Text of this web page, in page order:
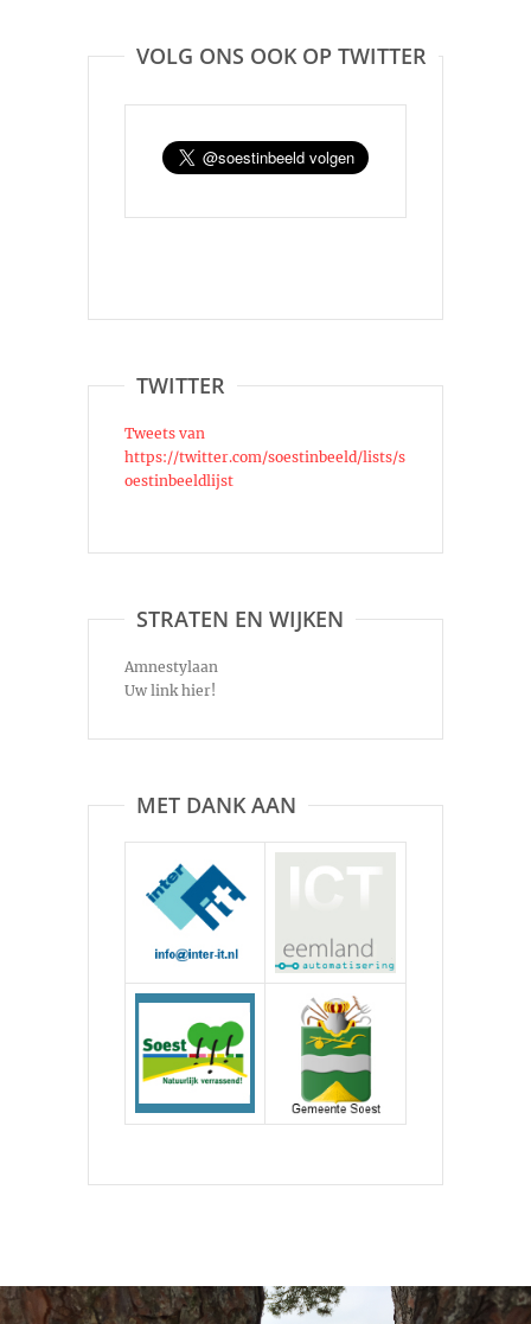
VOLG ONS OOK OP TWITTER
TWITTER
Tweets van
https://twitter.com/soestinbeeld/lists/s
oestinbeeldlijst
STRATEN EN WIJKEN
Amnestylaan
Uw link hier!
MET DANK AAN